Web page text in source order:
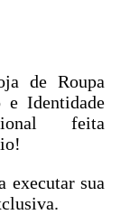
de Roupa
e Identidade
feita
executar sua